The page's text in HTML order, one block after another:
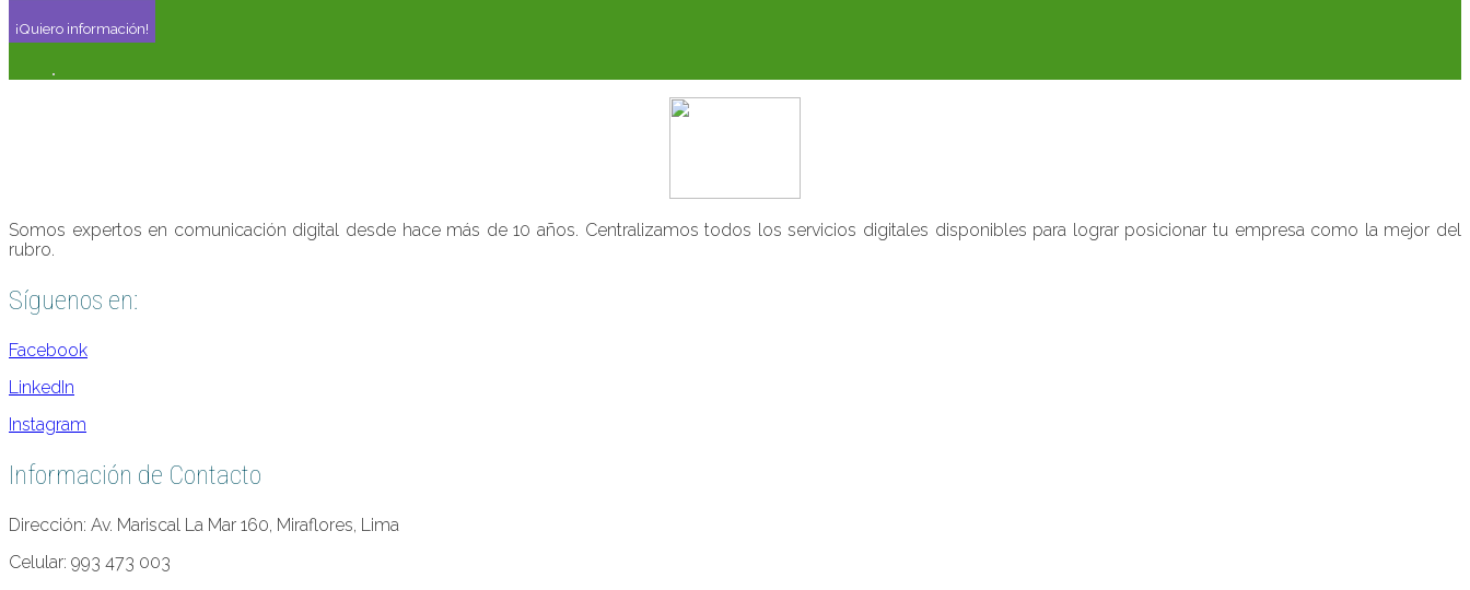
¡Quiero información!
Somos expertos en comunicación digital desde hace más de 10 años. Centralizamos todos los servicios digitales disponibles para lograr posicionar tu empresa como la mejor del
rubro.
Síguenos en:
Facebook
LinkedIn
Instagram
Información de Contacto
Dirección: Av. Mariscal La Mar 160, Miraflores, Lima
Celular: 993 473 003